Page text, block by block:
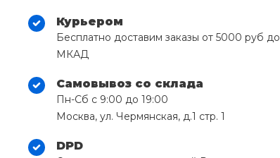
Курьером
Бесплатно доставим заказы от 5000 руб до
МКАД
Самовывоз со склада
Пн-Сб с 9:00 до 19:00
Москва, ул. Чермянская, д.1 стр. 1
DPD